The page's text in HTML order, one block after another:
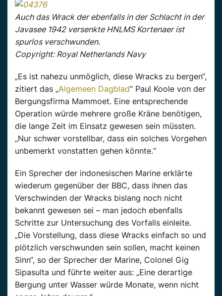
Auch das Wrack der ebenfalls in der Schlacht in der
Javasee 1942 versenkte HNLMS Kortenaer ist
spurlos verschwunden.
Copyright: Royal Netherlands Navy
„Es ist nahezu unmöglich, diese Wracks zu bergen“,
zitiert das „Algemeen Dagblad“ Paul Koole von der
Bergungsfirma Mammoet. Eine entsprechende
Operation würde mehrere große Kräne benötigen,
die lange Zeit im Einsatz gewesen sein müssten.
„Nur schwer vorstellbar, dass ein solches Vorgehen
unbemerkt vonstatten gehen könnte.“
Ein Sprecher der indonesischen Marine erklärte
wiederum gegenüber der BBC, dass ihnen das
Verschwinden der Wracks bislang noch nicht
bekannt gewesen sei – man jedoch ebenfalls
Schritte zur Untersuchung des Vorfalls einleite.
„Die Vorstellung, dass diese Wracks einfach so und
plötzlich verschwunden sein sollen, macht keinen
Sinn“, so der Sprecher der Marine, Colonel Gig
Sipasulta und führte weiter aus: „Eine derartige
Bergung unter Wasser würde Monate, wenn nicht